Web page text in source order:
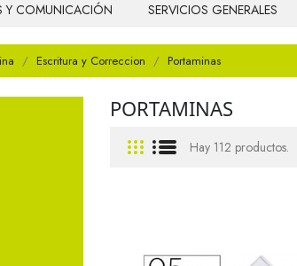
Y COMUNICACIÓN
SERVICIOS GENERALES
Escritura y Correccion Portaminas
PORTAMINAS
Hay 112 productos.